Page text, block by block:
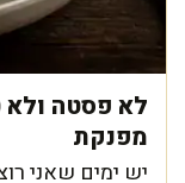
לא פסטה ולא
מפנקת
יש ימים שאני